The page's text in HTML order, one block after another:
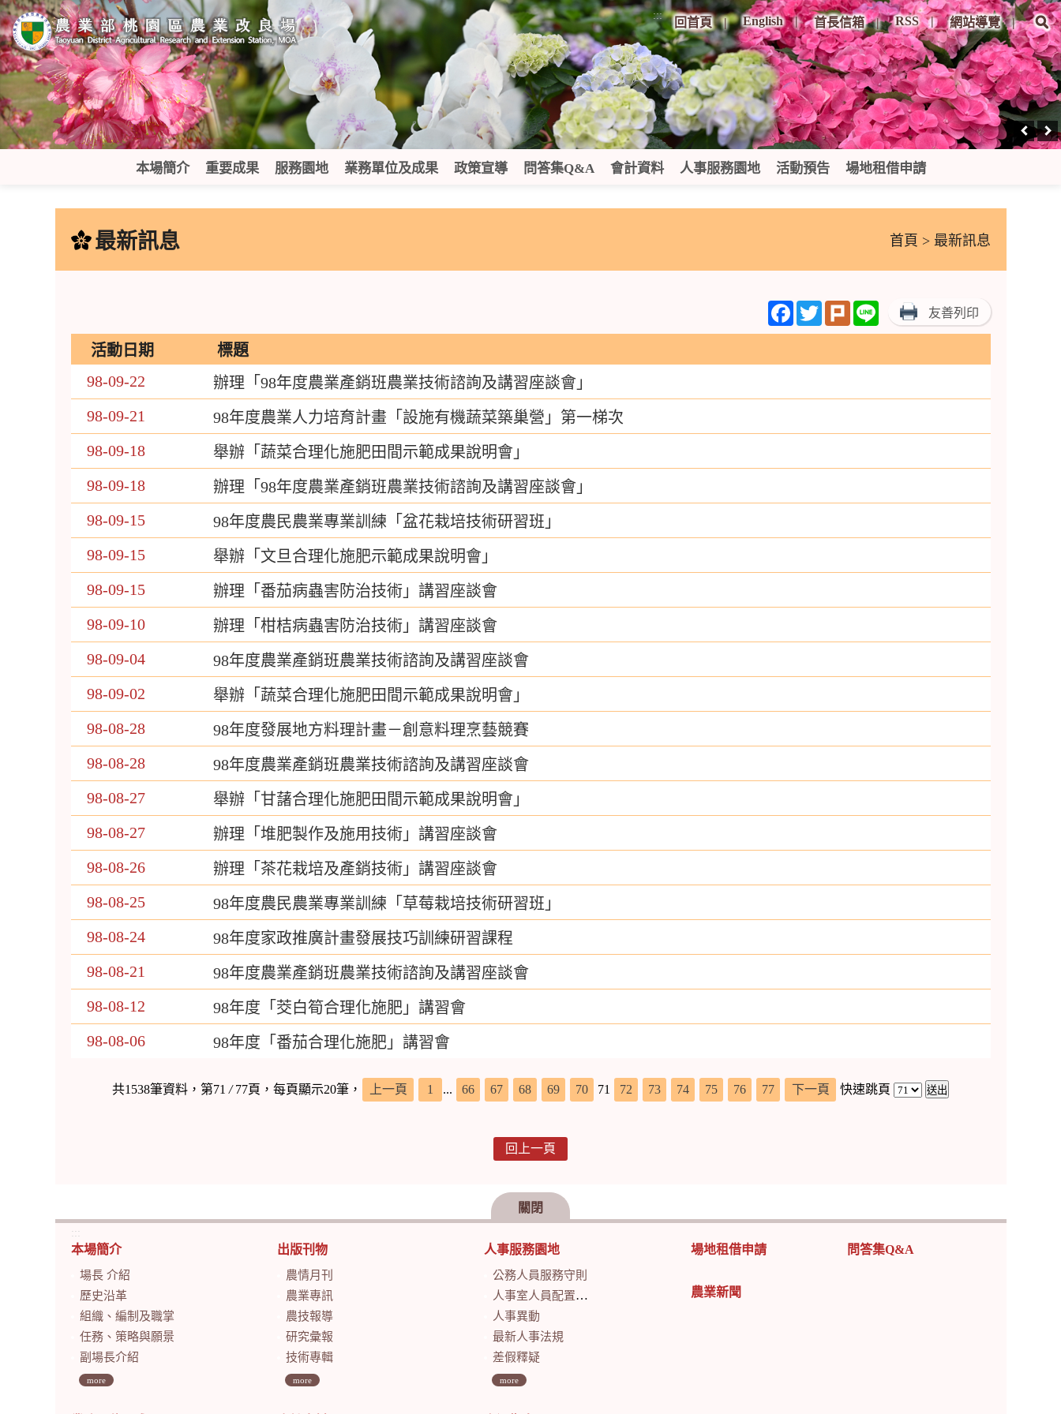
跳
到
主
要
內
容
區
塊
:::
回首頁 English 首長信箱 RSS 網站導覽
本場簡介 重要成果 服務園地 業務單位及成果 政策宣導 問答集Q&A 會計資料 人事服務園地 活動預告 場地租借申請
最新訊息 首頁 > 最新訊息
Facebook
TwitterPlurk Line 友善列印
活動日期
標題
98-09-22
辦理「98年度農業產銷班農業技術諮詢及講習座談會」
98-09-21
98年度農業人力培育計畫「設施有機蔬菜築巢營」第一梯次
98-09-18
舉辦「蔬菜合理化施肥田間示範成果說明會」
98-09-18
辦理「98年度農業產銷班農業技術諮詢及講習座談會」
98-09-15
98年度農民農業專業訓練「盆花栽培技術研習班」
98-09-15
舉辦「文旦合理化施肥示範成果說明會」
98-09-15
辦理「番茄病蟲害防治技術」講習座談會
98-09-10
辦理「柑桔病蟲害防治技術」講習座談會
98-09-04
98年度農業產銷班農業技術諮詢及講習座談會
98-09-02
舉辦「蔬菜合理化施肥田間示範成果說明會」
98-08-28
98年度發展地方料理計畫－創意料理烹藝競賽
98-08-28
98年度農業產銷班農業技術諮詢及講習座談會
98-08-27
舉辦「甘藷合理化施肥田間示範成果說明會」
98-08-27
辦理「堆肥製作及施用技術」講習座談會
98-08-26
辦理「茶花栽培及產銷技術」講習座談會
98-08-25
98年度農民農業專業訓練「草莓栽培技術研習班」
98-08-24
98年度家政推廣計畫發展技巧訓練研習課程
98-08-21
98年度農業產銷班農業技術諮詢及講習座談會
98-08-12
98年度「茭白筍合理化施肥」講習會
98-08-06
98年度「番茄合理化施肥」講習會
共1538筆資料，第71 /77頁，每頁顯示20筆， 上一頁 1 ... 66 67 68 69 70 71 72 73 74 75 76 77 下一頁 快速跳頁
回上一頁
關閉
:::
本場簡介
場長 介紹
歷史沿革
組織、編制及職掌
任務、策略與願景
副場長介紹
more
出版刊物
農情月刊
農業專訊
農技報導
研究彙報
技術專輯
more
人事服務園地
公務人員服務守則
人事室人員配置及業務職掌
人事異動
最新人事法規
差假釋疑
more
場地租借申請
農業新聞
問答集Q&A